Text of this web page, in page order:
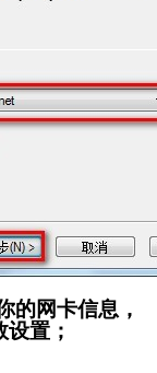
的网卡信息，
置；